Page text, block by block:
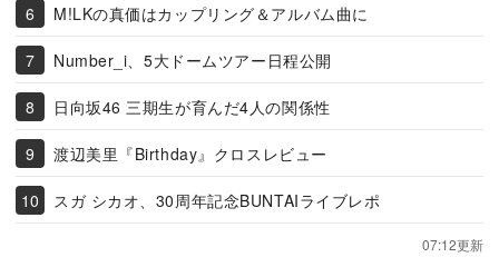
M!LKの真価はカップリング＆アルバム曲に
Number_i、5大ドームツアー日程公開
日向坂46 三期生が育んだ4人の関係性
渡辺美里『Birthday』クロスレビュー
スガ シカオ、30周年記念BUNTAIライブレポ
07:12更新